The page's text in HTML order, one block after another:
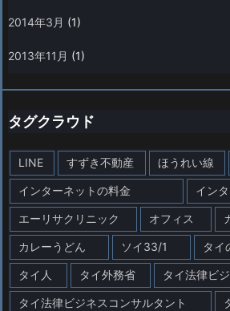
2014年3月 (1)
2013年11月 (1)
タグクラウド
LINE すずき不動産 ほうれい線
インターネットの料金 イン
エーリサクリニック オフィス
カレーうどん ソイ33/1 タイ
タイ人 タイ外務省 タイ法律ビ
タイ法律ビジネスコンサルタント